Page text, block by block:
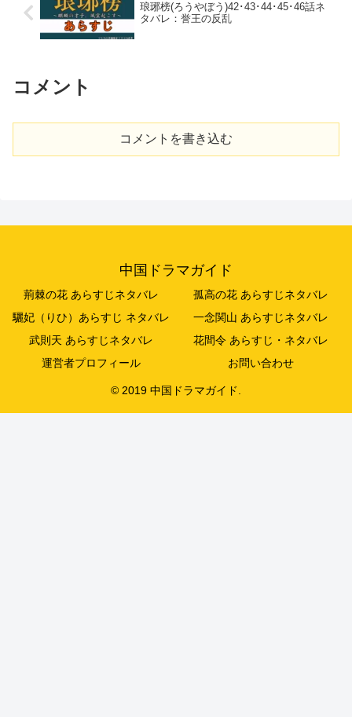
琅琊榜(ろうやぼう)42･43･44･45･46話ネ
タバレ：誉王の反乱
コメント
コメントを書き込む
中国ドラマガイド
荊棘の花 あらすじネタバレ
孤高の花 あらすじネタバレ
驪妃（りひ）あらすじ ネタバレ
一念関山 あらすじネタバレ
武則天 あらすじネタバレ
花間令 あらすじ・ネタバレ
運営者プロフィール
お問い合わせ
© 2019 中国ドラマガイド.